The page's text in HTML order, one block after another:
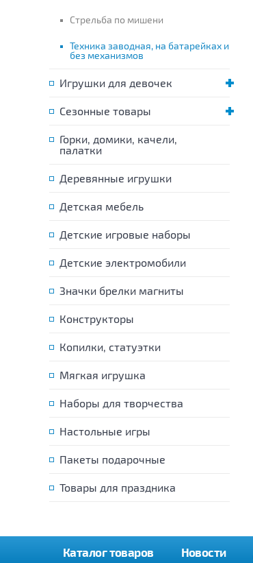
Стрельба по мишени
Техника заводная, на батарейках и
без механизмов
Игрушки для девочек
Сезонные товары
Горки, домики, качели,
палатки
Деревянные игрушки
Детская мебель
Детские игровые наборы
Детские электромобили
Значки брелки магниты
Конструкторы
Копилки, статуэтки
Мягкая игрушка
Наборы для творчества
Настольные игры
Пакеты подарочные
Товары для праздника
БТР "НП-02" с ракетной
боеприпасами
690 р.
В КОРЗИНУ
дет,свет,звук
Цена: 1 390 р.
Каталог товаров Новости